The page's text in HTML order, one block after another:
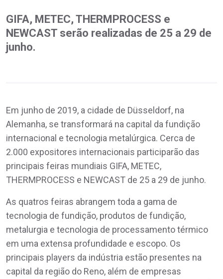
GIFA, METEC, THERMPROCESS e
NEWCAST serão realizadas de 25 a 29 de
junho.
Em junho de 2019, a cidade de Düsseldorf, na
Alemanha, se transformará na capital da fundição
internacional e tecnologia metalúrgica. Cerca de
2.000 expositores internacionais participarão das
principais feiras mundiais GIFA, METEC,
THERMPROCESS e NEWCAST de 25 a 29 de junho.
As quatros feiras abrangem toda a gama de
tecnologia de fundição, produtos de fundição,
metalurgia e tecnologia de processamento térmico
em uma extensa profundidade e escopo. Os
principais players da indústria estão presentes na
capital da região do Reno, além de empresas